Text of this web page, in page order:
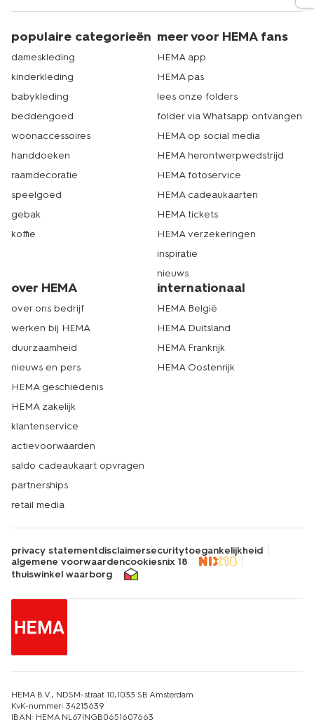
populaire categorieën
dameskleding
kinderkleding
babykleding
beddengoed
woonaccessoires
handdoeken
raamdecoratie
speelgoed
gebak
koffie
meer voor HEMA fans
HEMA app
HEMA pas
lees onze folders
folder via Whatsapp ontvangen
HEMA op social media
HEMA herontwerpwedstrijd
HEMA fotoservice
HEMA cadeaukaarten
HEMA tickets
HEMA verzekeringen
inspiratie
nieuws
over HEMA
over ons bedrijf
werken bij HEMA
duurzaamheid
nieuws en pers
HEMA geschiedenis
HEMA zakelijk
klantenservice
actievoorwaarden
saldo cadeaukaart opvragen
partnerships
retail media
internationaal
HEMA België
HEMA Duitsland
HEMA Frankrijk
HEMA Oostenrijk
privacy statementdisclaimersecuritytoegankelijkheid
algemene voorwaardencookiesnix 18
thuiswinkel waarborg
HEMA B.V., NDSM-straat 10,1033 SB Amsterdam
KvK-nummer: 34215639
IBAN: HEMA NL67INGB0651607663